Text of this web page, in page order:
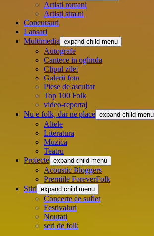
Artisti romani
Artisti straini
Concursuri
Lansari
Multimedia expand child menu
Autografe
Cantece in oglinda
Clipul zilei
Galerii foto
Piese de ascultat
Top 100 Folk
video-reportaj
Nu e folk, dar ne place expand child menu
Altele
Literatura
Muzica
Teatru
Proiecte expand child menu
Acoustic Bloggers
Premiile ForeverFolk
Stiri expand child menu
Concerte de suflet
Festivaluri
Noutati
seri de folk